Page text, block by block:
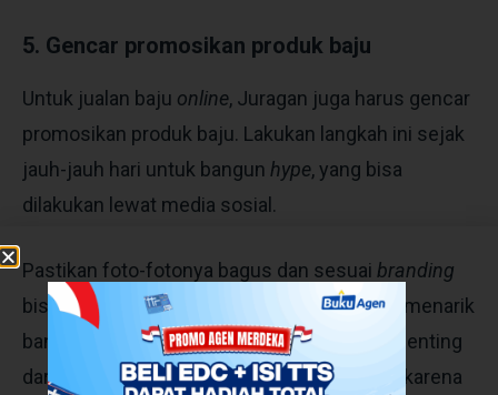
5. Gencar promosikan produk baju
Untuk jualan baju online, Juragan juga harus gencar
promosikan produk baju. Lakukan langkah ini sejak
jauh-jauh hari untuk bangun hype, yang bisa
dilakukan lewat media sosial.
Pastikan foto-fotonya bagus dan sesuai branding
bisnis agar promosi yang Juragan terapkan menarik
banyak audiens. Pemasaran adalah bagian penting
dari cara menjalankan bisnis pakaian
karena